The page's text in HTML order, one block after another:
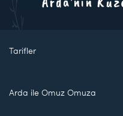
Tarifler
Arda ile Omuz Omuza